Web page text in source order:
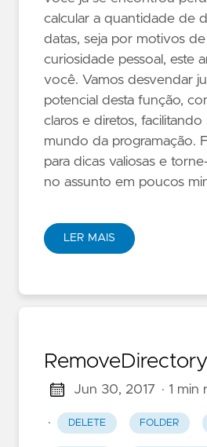
calcular a quantidade de
datas, seja por motivos
curiosidade pessoal, este
você. Vamos desvendar
potencial desta função,
claros e diretos,
mundo da programação.
para dicas valiosas e
no assunto em poucos
LER MAIS
RemoveDirectory
Jun 30, 2017 · 1 min
· DELETE FOLDER